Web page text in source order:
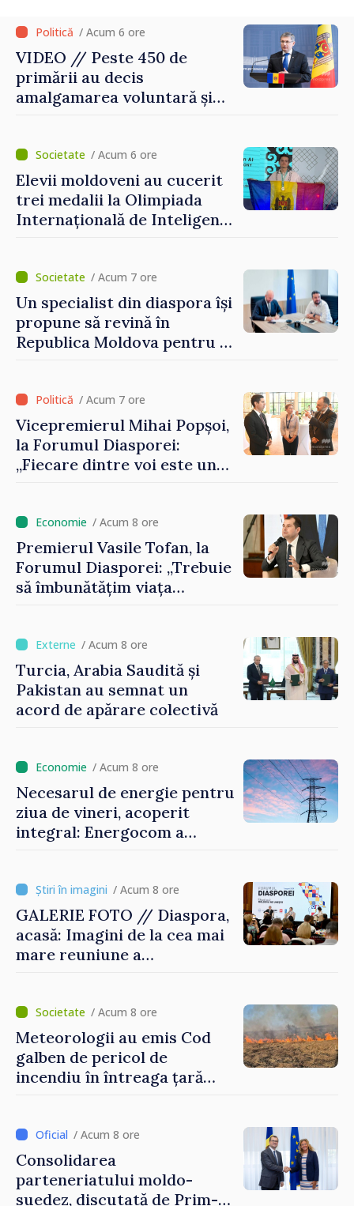
/ Acum 6 ore
VIDEO // Peste 450 de
primării au decis
amalgamarea voluntară și
Grosu: „Este important să
depășim blocajele și să dăm o
șansă localităților să se
dezvolte”
/ Acum 6 ore
Elevii moldoveni au cucerit
trei medalii la Olimpiada
Internațională de Inteligență
/ Acum 7 ore
Un specialist din diaspora își
propune să revină în
Republica Moldova pentru a
/ Acum 7 ore
Vicepremierul Mihai Popșoi,
la Forumul Diasporei:
„Fiecare dintre voi este un
imaginii Republicii Moldova”
/ Acum 8 ore
Premierul Vasile Tofan, la
Forumul Diasporei: „Trebuie
să îmbunătățim viața
/ Acum 8 ore
Turcia, Arabia Saudită și
Pakistan au semnat un
acord de apărare colectivă
/ Acum 8 ore
Necesarul de energie pentru
ziua de vineri, acoperit
integral: Energocom a
/ Acum 8 ore
GALERIE FOTO // Diaspora,
acasă: Imagini de la cea mai
mare reuniune a
/ Acum 8 ore
Meteorologii au emis Cod
galben de pericol de
incendiu în întreaga țară
/ Acum 8 ore
Consolidarea
parteneriatului moldo-
suedez, discutată de Prim-